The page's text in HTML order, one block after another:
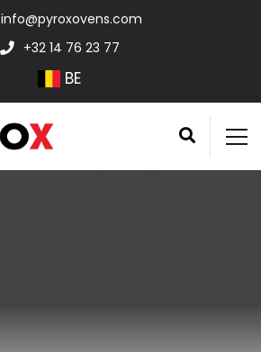
info@pyroxovens.com
+32 14 76 23 77
BE